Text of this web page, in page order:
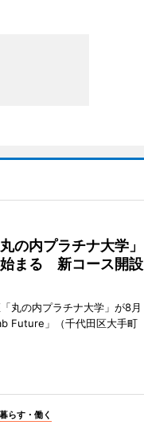
の内プラチナ大学」
始まる 新コース開設
丸の内プラチナ大学」が8月
Future」（千代田区大手町
暮らす・働く